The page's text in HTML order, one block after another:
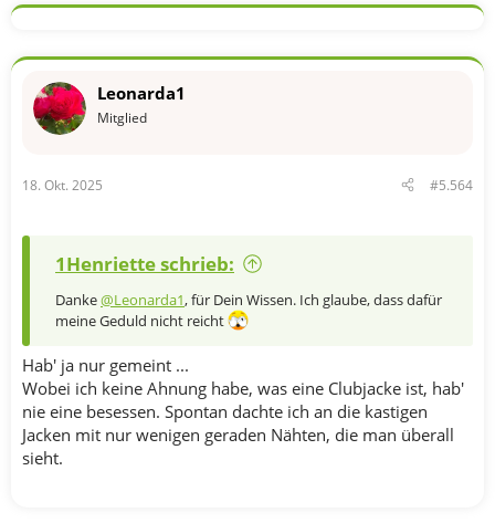
Leonarda1
Mitglied
18. Okt. 2025 #5.564
1Henriette schrieb:
Danke@Leonarda1, für Dein Wissen. Ich glaube, dass dafür
meine Geduld nicht reicht
Hab' ja nur gemeint ...
Wobei ich keine Ahnung habe, was eine Clubjacke ist, hab'
nie eine besessen. Spontan dachte ich an die kastigen
Jacken mit nur wenigen geraden Nähten, die man überall
sieht.